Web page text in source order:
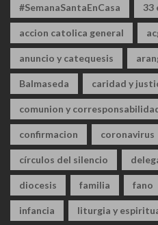
#SemanaSantaEnCasa 33
accion catolica general
anuncio y catequesis
Balmaseda caridad y
comunion y
confirmacion coronavirus
círculos del silencio
diocesis familia fano
infancia liturgia y